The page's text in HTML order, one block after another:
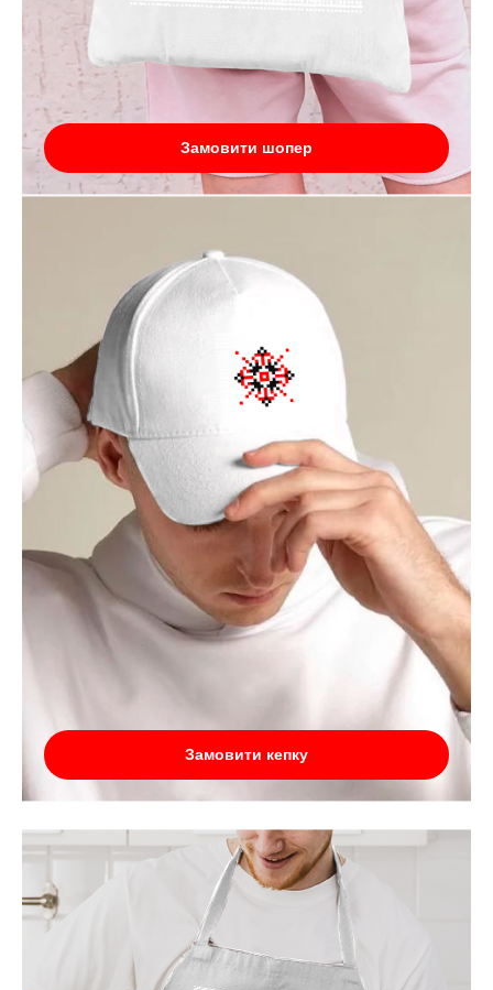
Замовити шопер
Замовити кепку